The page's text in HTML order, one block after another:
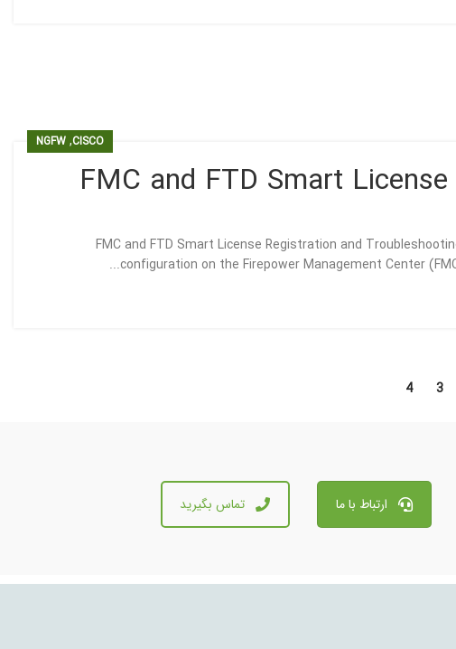
CISCO
,
NGFW
FMC and FTD Smart
FMC and FTD Smart License Registration and
configuration on the Firepower Management Center
3
4
ارتباط با ما تماس بگیرید